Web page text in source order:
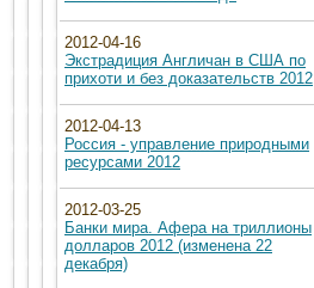
2012-04-16
Экстрадиция Англичан в США по
прихоти и без доказательств 2012
2012-04-13
Россия - управление природными
ресурсами 2012
2012-03-25
Банки мира. Афера на триллионы
долларов 2012 (изменена 22
декабря)